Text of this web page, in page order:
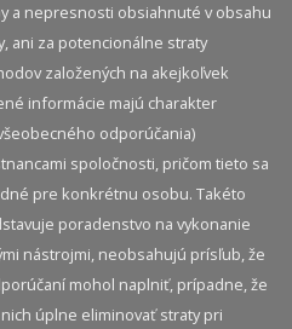
a nepresnosti obsiahnuté v obsahu
ani za potencionálne straty
založených na akejkoľvek
informácie majú charakter
odporúčania)
spoločnosti, pričom tieto sa
pre konkrétnu osobu. Takéto
poradenstvo na vykonanie
nástrojmi, neobsahujú prísľub, že
mohol naplniť, prípadne, že
úplne eliminovať straty pri